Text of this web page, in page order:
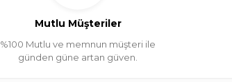
Mutlu Müşteriler
%100 Mutlu ve memnun müşteri ile
günden güne artan güven.